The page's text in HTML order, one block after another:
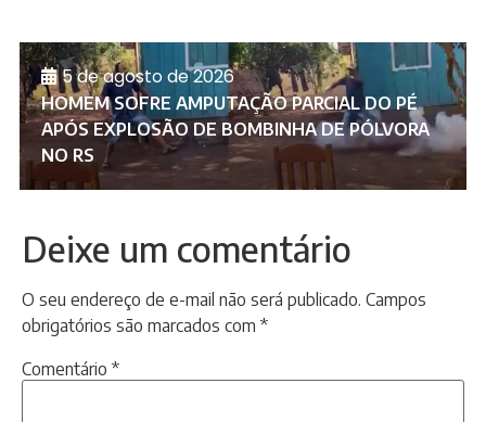
5 de agosto de 2026
HOMEM SOFRE AMPUTAÇÃO PARCIAL DO PÉ
APÓS EXPLOSÃO DE BOMBINHA DE PÓLVORA
NO RS
Deixe um comentário
O seu endereço de e-mail não será publicado. Campos
obrigatórios são marcados com *
Comentário *